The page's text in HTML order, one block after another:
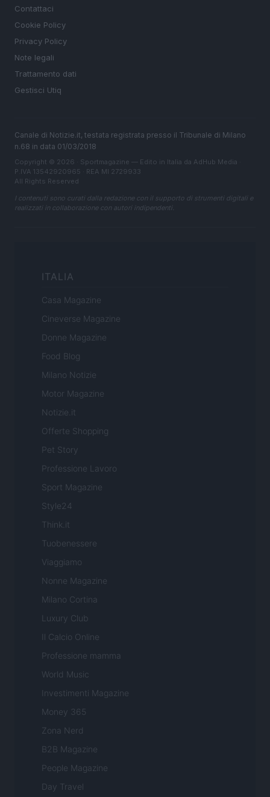
Contattaci
Cookie Policy
Privacy Policy
Note legali
Trattamento dati
Gestisci Utiq
Canale di Notizie.it, testata registrata presso il Tribunale di Milano
n.68 in data 01/03/2018
Copyright © 2026 · Sportmagazine — Edito in Italia da AdHub Media
P.IVA 13542920965 · REA MI 2729933
All Rights Reserved
I contenuti sono curati dalla redazione con il supporto di strumenti digitali e
realizzati in collaborazione con autori indipendenti.
ITALIA
Casa Magazine
Cineverse Magazine
Donne Magazine
Food Blog
Milano Notizie
Motor Magazine
Notizie.it
Offerte Shopping
Pet Story
Professione Lavoro
Sport Magazine
Style24
Think.it
Tuobenessere
Viaggiamo
Nonne Magazine
Milano Cortina
Luxury Club
Il Calcio Online
Professione mamma
World Music
Investimenti Magazine
Money 365
Zona Nerd
B2B Magazine
People Magazine
Day Travel